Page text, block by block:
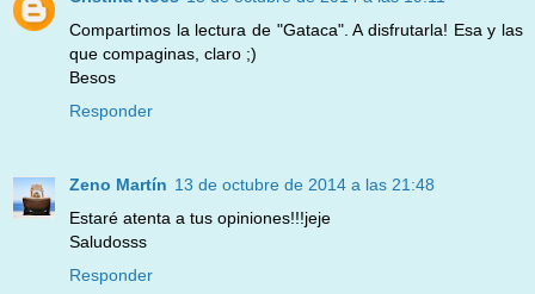
Compartimos la lectura de "Gataca". A disfrutarla! Esa y las
que compaginas, claro ;)
Besos
Responder
Zeno Martín 13 de octubre de 2014 a las 21:48
Estaré atenta a tus opiniones!!!jeje
Saludosss
Responder